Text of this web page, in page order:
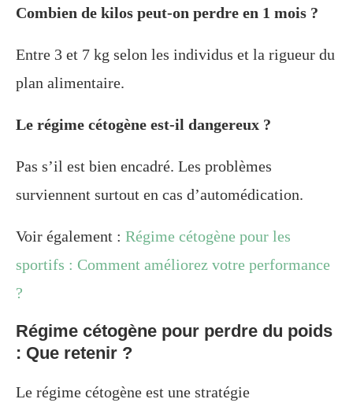
Combien de kilos peut-on perdre en 1 mois ?
Entre 3 et 7 kg selon les individus et la rigueur du
plan alimentaire.
Le régime cétogène est-il dangereux ?
Pas s’il est bien encadré. Les problèmes
surviennent surtout en cas d’automédication.
Voir également : Régime cétogène pour les
sportifs : Comment améliorez votre performance
?
Régime cétogène pour perdre du poids
: Que retenir ?
Le régime cétogène est une stratégie